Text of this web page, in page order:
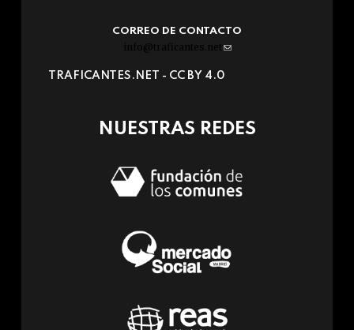
CORREO DE CONTACTO
info@traficantes.net (link
e-
TRAFICANTES.NET - CC BY 4.0
NUESTRAS REDES